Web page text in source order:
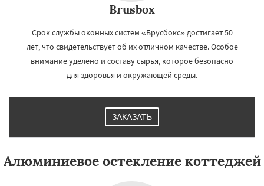
Brusbox
Срок службы оконных систем «Брусбокс» достигает 50
лет, что свидетельствует об их отличном качестве. Особое
внимание уделено и составу сырья, которое безопасно
для здоровья и окружающей среды.
ЗАКАЗАТЬ
Алюминиевое остекление коттеджей